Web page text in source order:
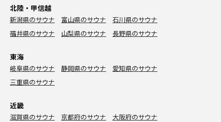
北陸・甲信越
新潟県のサウナ 富山県のサウナ
石川県のサウナ
福井県のサウナ
山梨県のサウナ 長野県のサウナ
東海
岐阜県のサウナ 静岡県のサウナ
愛知県のサウナ
三重県のサウナ
近畿
滋賀県のサウナ 京都府のサウナ
大阪府のサウナ